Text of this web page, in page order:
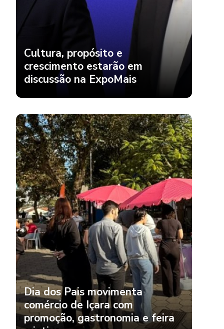
Cultura, propósito e
crescimento estarão em
discussão na ExpoMais
Dia dos Pais movimenta
comércio de Içara com
promoção, gastronomia e feira